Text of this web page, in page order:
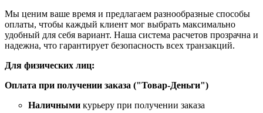
Мы ценим ваше время и предлагаем разнообразные способы
оплаты, чтобы каждый клиент мог выбрать максимально
удобный для себя вариант. Наша система расчетов прозрачна и
надежна, что гарантирует безопасность всех транзакций.
Для физических лиц:
Оплата при получении заказа ("Товар-Деньги")
Наличными курьеру при получении заказа